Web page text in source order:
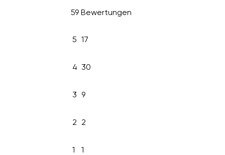
59 Bewertungen
5 17
4 30
3 9
2 2
1 1